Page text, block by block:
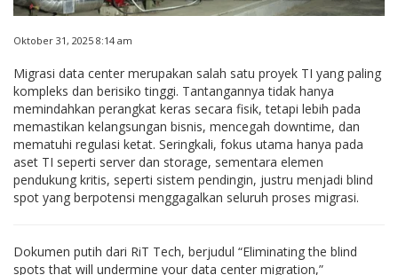
Oktober 31, 2025 8:14 am
Migrasi data center merupakan salah satu proyek TI yang paling
kompleks dan berisiko tinggi. Tantangannya tidak hanya
memindahkan perangkat keras secara fisik, tetapi lebih pada
memastikan kelangsungan bisnis, mencegah downtime, dan
mematuhi regulasi ketat. Seringkali, fokus utama hanya pada
aset TI seperti server dan storage, sementara elemen
pendukung kritis, seperti sistem pendingin, justru menjadi blind
spot yang berpotensi menggagalkan seluruh proses migrasi.
Dokumen putih dari RiT Tech, berjudul “Eliminating the blind
spots that will undermine your data center migration,”